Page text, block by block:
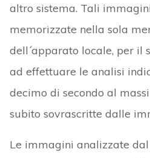
altro sistema. Tali
memorizzate nella sola
dell´apparato locale, per il
ad effettuare le analisi
decimo di secondo al
subito sovrascritte dalle
Le immagini analizzate dal